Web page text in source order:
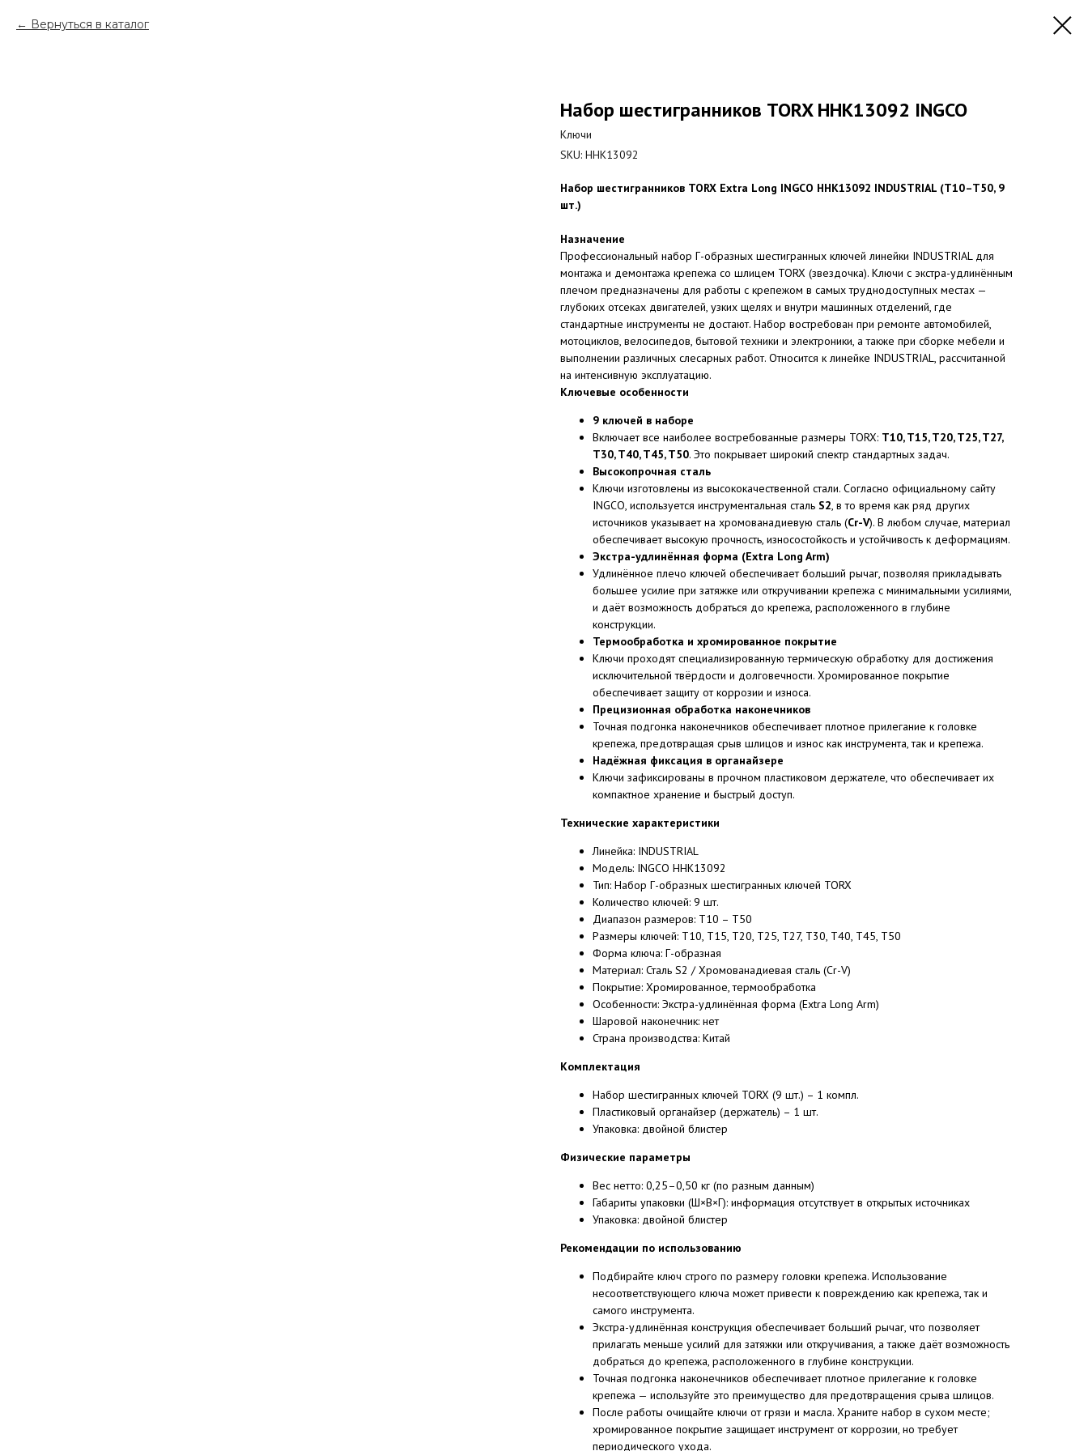
Вернуться в каталог
Набор шестигранников TORX HHK13092 INGCO
Ключи
SKU: HHK13092
Набор шестигранников TORX Extra Long INGCO HHK13092 INDUSTRIAL (T10–T50, 9
шт.)
Назначение
Профессиональный набор Г-образных шестигранных ключей линейки INDUSTRIAL для
монтажа и демонтажа крепежа со шлицем TORX (звездочка). Ключи с экстра-удлинённым
плечом предназначены для работы с крепежом в самых труднодоступных местах —
глубоких отсеках двигателей, узких щелях и внутри машинных отделений, где
стандартные инструменты не достают. Набор востребован при ремонте автомобилей,
мотоциклов, велосипедов, бытовой техники и электроники, а также при сборке мебели и
выполнении различных слесарных работ. Относится к линейке INDUSTRIAL, рассчитанной
на интенсивную эксплуатацию.
Ключевые особенности
9 ключей в наборе
Включает все наиболее востребованные размеры TORX: T10, T15, T20, T25, T27,
T30, T40, T45, T50. Это покрывает широкий спектр стандартных задач.
Высокопрочная сталь
Ключи изготовлены из высококачественной стали. Согласно официальному сайту
INGCO, используется инструментальная сталь S2, в то время как ряд других
источников указывает на хромованадиевую сталь (Cr-V). В любом случае, материал
обеспечивает высокую прочность, износостойкость и устойчивость к деформациям.
Экстра-удлинённая форма (Extra Long Arm)
Удлинённое плечо ключей обеспечивает больший рычаг, позволяя прикладывать
большее усилие при затяжке или откручивании крепежа с минимальными усилиями,
и даёт возможность добраться до крепежа, расположенного в глубине
конструкции.
Термообработка и хромированное покрытие
Ключи проходят специализированную термическую обработку для достижения
исключительной твёрдости и долговечности. Хромированное покрытие
обеспечивает защиту от коррозии и износа.
Прецизионная обработка наконечников
Точная подгонка наконечников обеспечивает плотное прилегание к головке
крепежа, предотвращая срыв шлицов и износ как инструмента, так и крепежа.
Надёжная фиксация в органайзере
Ключи зафиксированы в прочном пластиковом держателе, что обеспечивает их
компактное хранение и быстрый доступ.
Технические характеристики
Линейка: INDUSTRIAL
Модель: INGCO HHK13092
Тип: Набор Г-образных шестигранных ключей TORX
Количество ключей: 9 шт.
Диапазон размеров: T10 – T50
Размеры ключей: T10, T15, T20, T25, T27, T30, T40, T45, T50
Форма ключа: Г-образная
Материал: Сталь S2 / Хромованадиевая сталь (Cr-V)
Покрытие: Хромированное, термообработка
Особенности: Экстра-удлинённая форма (Extra Long Arm)
Шаровой наконечник: нет
Страна производства: Китай
Комплектация
Набор шестигранных ключей TORX (9 шт.) – 1 компл.
Пластиковый органайзер (держатель) – 1 шт.
Упаковка: двойной блистер
Физические параметры
Вес нетто: 0,25–0,50 кг (по разным данным)
Габариты упаковки (Ш×В×Г): информация отсутствует в открытых источниках
Упаковка: двойной блистер
Рекомендации по использованию
Подбирайте ключ строго по размеру головки крепежа. Использование
несоответствующего ключа может привести к повреждению как крепежа, так и
самого инструмента.
Экстра-удлинённая конструкция обеспечивает больший рычаг, что позволяет
прилагать меньше усилий для затяжки или откручивания, а также даёт возможность
добраться до крепежа, расположенного в глубине конструкции.
Точная подгонка наконечников обеспечивает плотное прилегание к головке
крепежа — используйте это преимущество для предотвращения срыва шлицов.
После работы очищайте ключи от грязи и масла. Храните набор в сухом месте;
хромированное покрытие защищает инструмент от коррозии, но требует
периодического ухода.